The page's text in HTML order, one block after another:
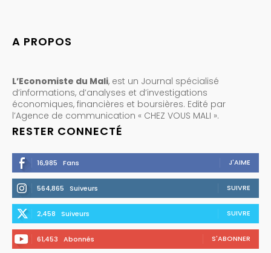
A PROPOS
L’Economiste du Mali, est un Journal spécialisé
d’informations, d’analyses et d’investigations
économiques, financières et boursières. Edité par
l’Agence de communication « CHEZ VOUS MALI ».
RESTER CONNECTÉ
16,985 Fans J'AIME
564,865 Suiveurs SUIVRE
2,458 Suiveurs SUIVRE
61,453 Abonnés S'ABONNER